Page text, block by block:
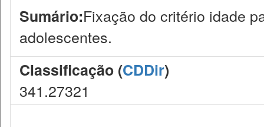
Sumário:Fixação do critério idade
adolescentes.
Classificação (CDDir)
341.27321